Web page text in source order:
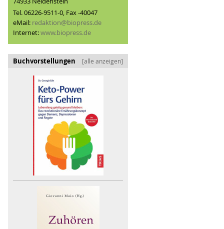
Tel. 06226-9511-0, Fax -40047
eMail: redaktion@biopress.de
Internet:www.biopress.de
Buchvorstellungen [alle anzeigen]